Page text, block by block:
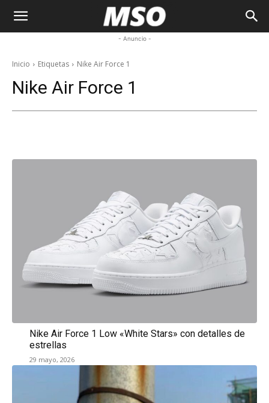
Ocean
- Anuncio -
Inicio Etiquetas Nike Air Force 1
Nike Air Force 1
Nike Air Force 1 Low «White Stars» con detalles de
estrellas
29 mayo, 2026